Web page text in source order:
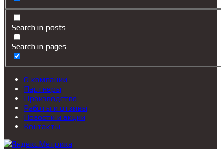
Search in posts
Search in pages
О компании
Партнеры
Производство
Работы и отзывы
Новости и акции
Контакты